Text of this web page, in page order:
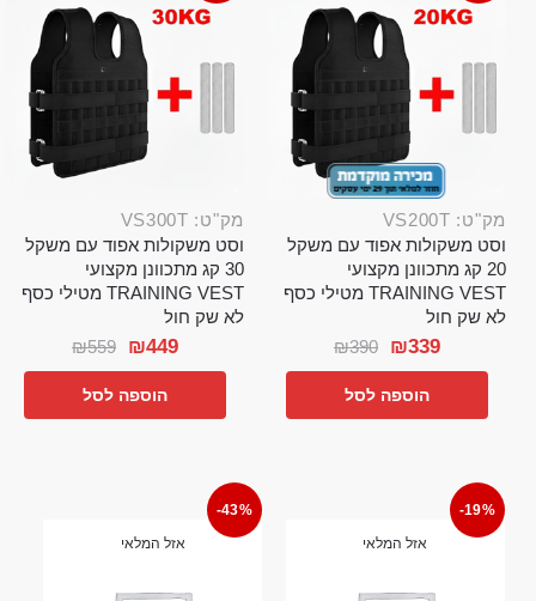
מק"ט: VS200T
וסט משקולות אפוד עם משקל
20 קג מתכוונן מקצועי
TRAINING VEST מטילי כסף
לא שק חול
₪390 ₪339
הוספה לסל
מק"ט: VS300T
וסט משקולות אפוד עם משקל
30 קג מתכוונן מקצועי
TRAINING VEST מטילי כסף
לא שק חול
₪559 ₪449
הוספה לסל
-19%
אזל המלאי
-43%
אזל המלאי